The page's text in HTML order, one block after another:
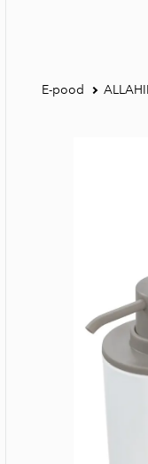
E-pood